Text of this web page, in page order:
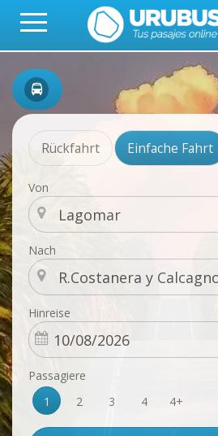
Rückfahrt Einfache Fahrt
Von
Nach
Hinreise
Passagiere
1
2 3 4 4+